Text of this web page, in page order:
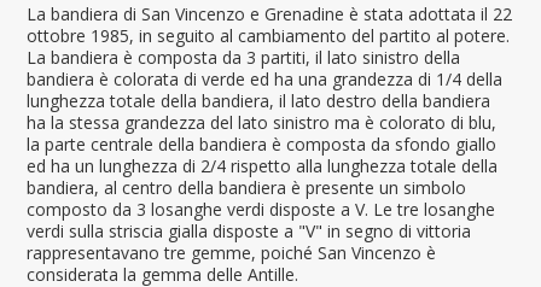
La bandiera di San Vincenzo e Grenadine è stata adottata il 22
ottobre 1985, in seguito al cambiamento del partito al potere.
La bandiera è composta da 3 partiti, il lato sinistro della
bandiera è colorata di verde ed ha una grandezza di 1/4 della
lunghezza totale della bandiera, il lato destro della bandiera
ha la stessa grandezza del lato sinistro ma è colorato di blu,
la parte centrale della bandiera è composta da sfondo giallo
ed ha un lunghezza di 2/4 rispetto alla lunghezza totale della
bandiera, al centro della bandiera è presente un simbolo
composto da 3 losanghe verdi disposte a V. Le tre losanghe
verdi sulla striscia gialla disposte a "V" in segno di vittoria
rappresentavano tre gemme, poiché San Vincenzo è
considerata la gemma delle Antille.